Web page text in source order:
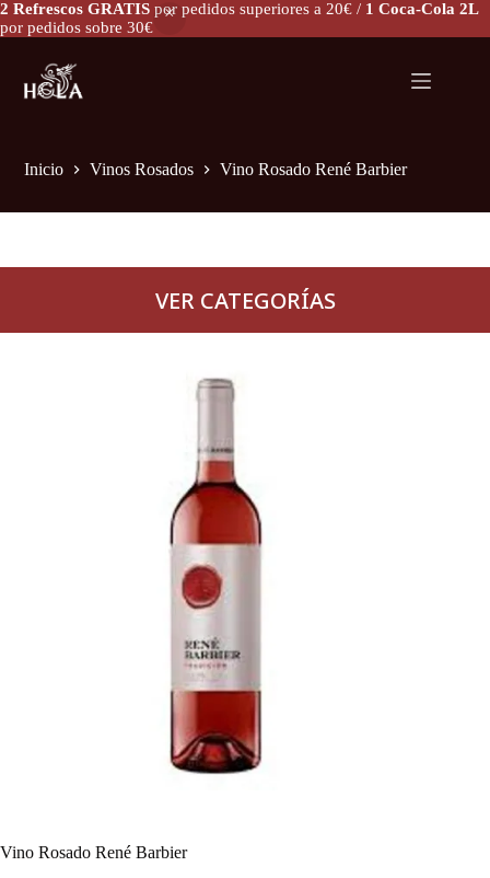
2 Refrescos GRATIS por pedidos superiores a 20€ / 1 Coca-Cola 2L
por pedidos sobre 30€
Vino Rosado René Barbier
10,80€ Añadir al carrito
Inicio Vinos Rosados Vino Rosado René Barbier
VER CATEGORÍAS
Vino Rosado René Barbier